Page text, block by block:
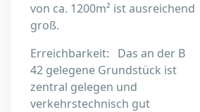
von ca. 1200m² ist ausreichend
groß.
Erreichbarkeit: Das an der B
42 gelegene Grundstück ist
zentral gelegen und
verkehrstechnisch gut